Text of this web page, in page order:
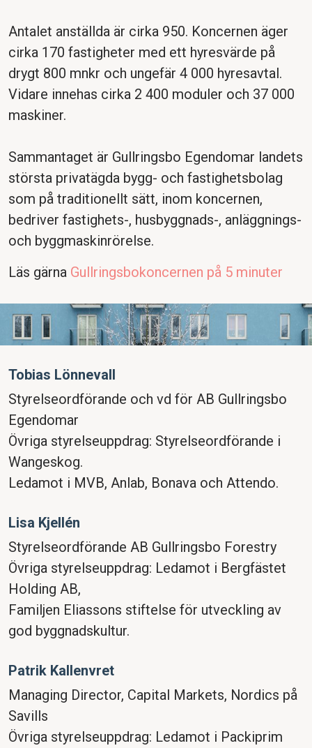
Antalet anställda är cirka 950. Koncernen äger
cirka 170 fastigheter med ett hyresvärde på
drygt 800 mnkr och ungefär 4 000 hyresavtal.
Vidare innehas cirka 2 400 moduler och 37 000
maskiner.
Sammantaget är Gullringsbo Egendomar landets
största privatägda bygg- och fastighetsbolag
som på traditionellt sätt, inom koncernen,
bedriver fastighets-, husbyggnads-, anläggnings-
och byggmaskinrörelse.
Läs gärna Gullringsbokoncernen på 5 minuter
Tobias Lönnevall
Styrelseordförande och vd för AB Gullringsbo
Egendomar
Övriga styrelseuppdrag: Styrelseordförande i
Wangeskog.
Ledamot i MVB, Anlab, Bonava och Attendo.
Lisa Kjellén
Styrelseordförande AB Gullringsbo Forestry
Övriga styrelseuppdrag: Ledamot i Bergfästet
Holding AB,
Familjen Eliassons stiftelse för utveckling av
god byggnadskultur.
Patrik Kallenvret
Managing Director, Capital Markets, Nordics på
Savills
Övriga styrelseuppdrag: Ledamot i Packiprim